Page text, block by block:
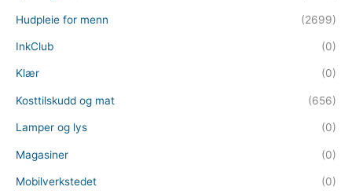
Hudpleie for menn (2699)
InkClub (0)
Klær (0)
Kosttilskudd og mat (656)
Lamper og lys (0)
Magasiner (0)
Mobilverkstedet (0)